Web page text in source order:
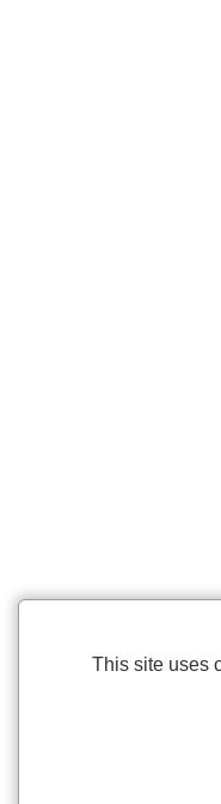
This site uses